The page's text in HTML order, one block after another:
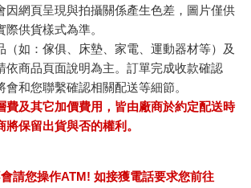
因網頁呈現與拍攝關係產生色差，圖片僅供
供貨樣式為準。
（如：傢俱、床墊、家電、運動器材等）及
依商品頁面說明為主。訂單完成收款確認
會和您聯繫確認相關配送等細節。
費及其它加價費用，皆由廠商於約定配送時
保留出貨與否的權利。
請您操作ATM! 如接獲電話要求您前往